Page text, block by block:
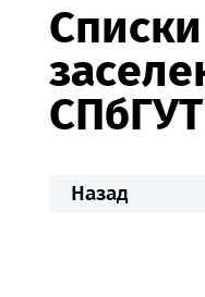
СПбГУТ
Назад